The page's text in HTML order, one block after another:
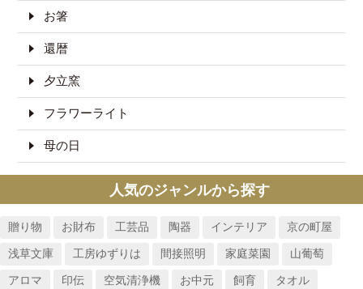
お箸
還暦
夕立窯
フラワーライト
母の日
人気のジャンルから探す
贈り物 お財布 工芸品 陶器 インテリア 京の町屋
浅草文庫 工房ゆずりは 間接照明 家庭菜園 山葡萄
アロマ 印伝 空気清浄機 お中元 飼育 タオル